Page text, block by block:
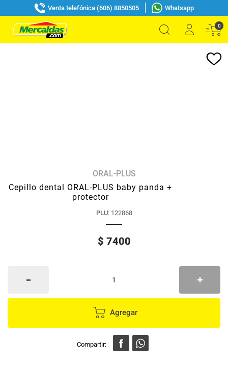
Venta telefónica (606) 8850505 Whatsapp
0
ORAL-PLUS
Cepillo dental ORAL-PLUS baby panda +
protector
PLU: 122868
$ 7400
Agregar